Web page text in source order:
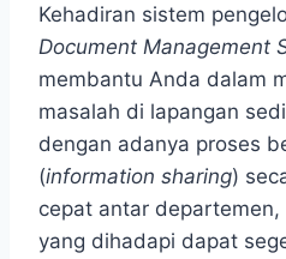
Kehadiran sistem
Document Management
membantu Anda dalam
masalah di lapangan
dengan adanya proses
(information sharing)
cepat antar departemen,
yang dihadapi dapat